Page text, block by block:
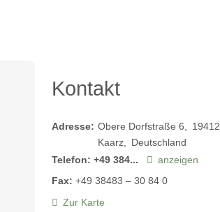
Kontakt
Adresse: Obere Dorfstraße 6 19412
Kaarz
Deutschland
Telefon: +49 384...
anzeigen
Fax: +49 38483 – 30 84 0
Zur Karte